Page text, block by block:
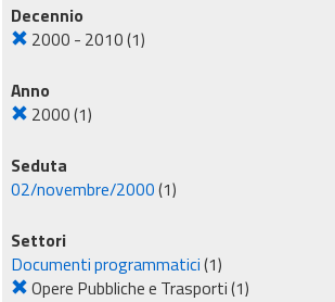
Decennio
2000 - 2010(1)
Anno
2000(1)
Seduta
02/novembre/2000(1)
Settori
Documenti programmatici(1)
Opere Pubbliche e Trasporti(1)